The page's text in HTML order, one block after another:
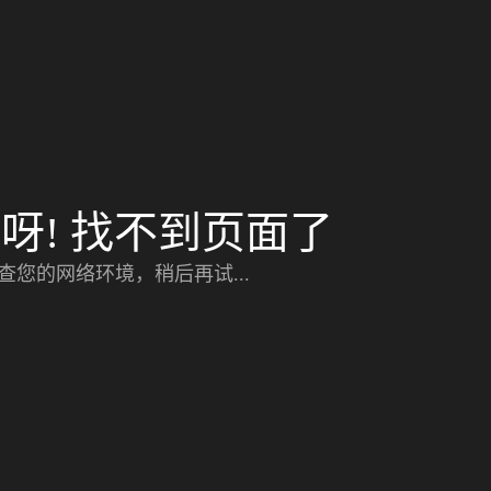
! 找不到页面了
您的网络环境，稍后再试...